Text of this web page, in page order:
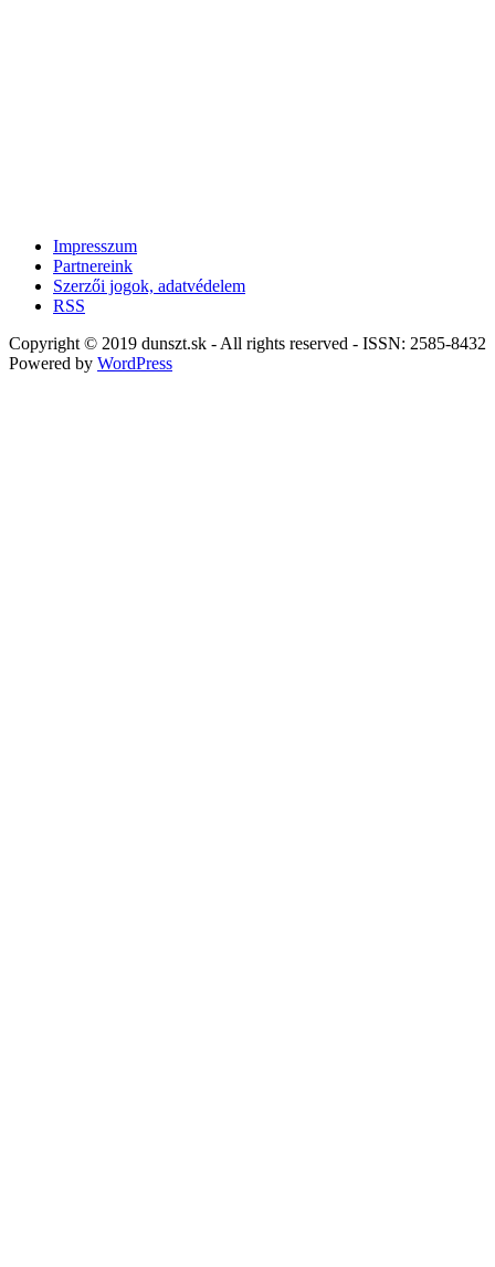
Impresszum
Partnereink
Szerzői jogok, adatvédelem
RSS
Copyright © 2019 dunszt.sk - All rights reserved - ISSN: 2585-8432
Powered by WordPress